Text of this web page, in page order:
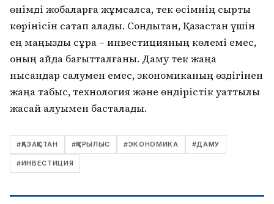
өнімді жобаларға жұмсалса, тек өсімнің сыртқы
көрінісін сақтап қалады. Сондықтан, Қазақстан үшін
ең маңызды сұрақ – инвестицияның көлемі емес,
оның қайда бағытталғаны. Даму тек жаңа
нысандар салумен емес, экономиканың өздігінен
жаңа табыс, технология және өндірістік қуаттылық
жасай алуымен басталады.
#ҚАЗАҚСТАН #ҚҰРЫЛЫС #ЭКОНОМИКА #ДАМУ
#ИНВЕСТИЦИЯ